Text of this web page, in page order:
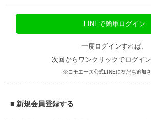
LINEで簡単ログイン
一度ログインすれば、
次回からワンクリックでログイ
※コモエース公式LINEに友だち追加
■ 新規会員登録する